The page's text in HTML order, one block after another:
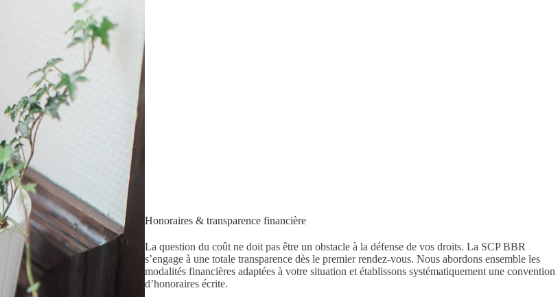
Honoraires & transparence financière
La question du coût ne doit pas être un obstacle à la défense de vos droits. La SCP BBR
s’engage à une totale transparence dès le premier rendez-vous. Nous abordons ensemble les
modalités financières adaptées à votre situation et établissons systématiquement une convention
d’honoraires écrite.